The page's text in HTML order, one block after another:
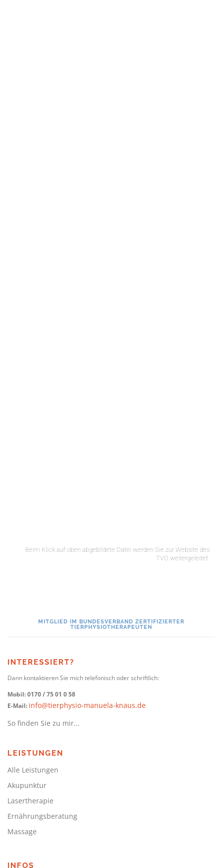
Beim Klick auf oben abgebildete Datei werden Sie zur Website des
TVO weitergeleitet.
MITGLIED IM BUNDESVERBAND ZERTIFIZIERTER
TIERPHYSIOTHERAPEUTEN
INTERESSIERT?
Dann kontaktieren Sie mich telefonisch oder schriftlich:
Mobil: 0170 / 75 01 0 58
E-Mail: info@tierphysio-manuela-knaus.de
So finden Sie zu mir...
LEISTUNGEN
Alle Leistungen
Akupunktur
Lasertherapie
Ernährungsberatung
Massage
INFOS